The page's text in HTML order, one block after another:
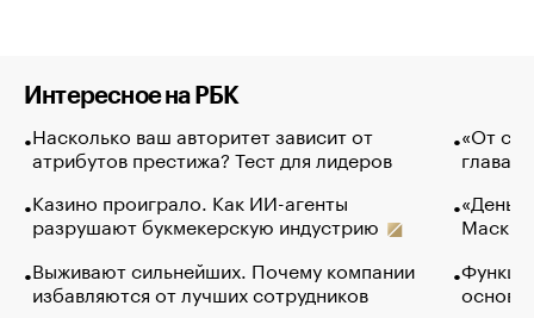
Интересное на РБК
Насколько ваш авторитет зависит от
атрибутов престижа? Тест для лидеров
Казино проиграло. Как ИИ-агенты
разрушают букмекерскую индустрию
Выживают сильнейших. Почему компании
избавляются от лучших сотрудников
«От
глава
Маск в
основ